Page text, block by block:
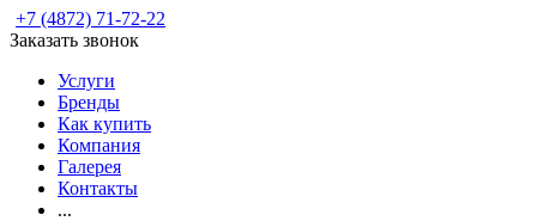
+7 (4872) 71-72-22
Заказать звонок
Услуги
Бренды
Как купить
Компания
Галерея
Контакты
...